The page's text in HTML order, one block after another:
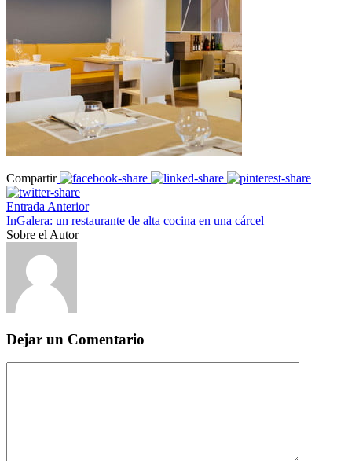
Compartir
Entrada Anterior
InGalera: un restaurante de alta cocina en una cárcel
Sobre el Autor
Dejar un Comentario